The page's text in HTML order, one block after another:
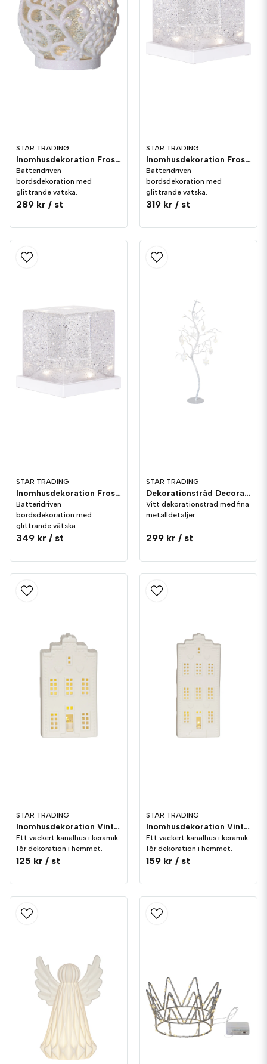
STAR TRADING
Inomhusdekoration Frost 16cm
Batteridriven
bordsdekoration med
glittrande vätska.
289 kr / st
STAR TRADING
Inomhusdekoration Frost 11cm
Batteridriven
bordsdekoration med
glittrande vätska.
319 kr / st
STAR TRADING
Inomhusdekoration Frost 14cm
Batteridriven
bordsdekoration med
glittrande vätska.
349 kr / st
STAR TRADING
Dekorationsträd Decora 100cm
Vitt dekorationsträd med fina
metalldetaljer.
299 kr / st
STAR TRADING
Inomhusdekoration Vinter Hus 16cm Porslin
Ett vackert kanalhus i keramik
för dekoration i hemmet.
125 kr / st
STAR TRADING
Inomhusdekoration Vinter Hus 21cm Porslin
Ett vackert kanalhus i keramik
för dekoration i hemmet.
159 kr / st